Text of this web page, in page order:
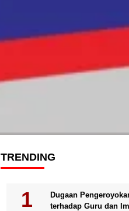
TRENDING
Dugaan
terhadap Guru dan